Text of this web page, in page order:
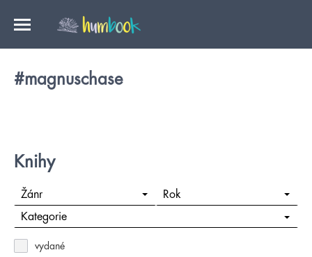
#magnuschase
Knihy
Žánr Rok
Kategorie
vydané